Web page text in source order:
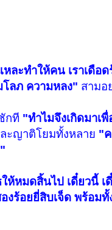
หละทำให้คน เราเดือ
ลภ ความหลง" สามอ
กที "ทำไมจึงเกิดมาเ
ะญาติโยมทั้งหลาย "ค
ให้หมดสิ้นไป เดี๋ยวนี้ เ
ร้อยยี่สิบเจ็ด พร้อมทั้